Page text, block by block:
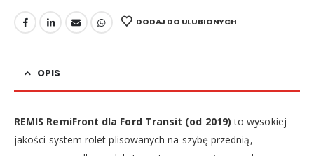
DODAJ DO ULUBIONYCH
OPIS
REMIS RemiFront dla Ford Transit (od 2019) to wysokiej
jakości system rolet plisowanych na szybę przednią,